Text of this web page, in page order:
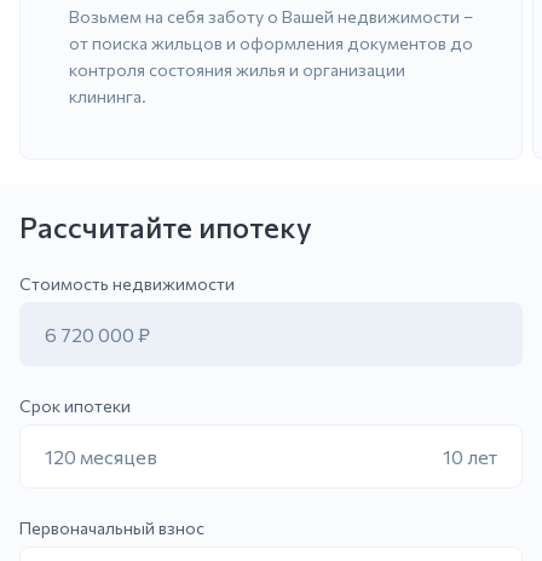
Возьмем на себя заботу о Вашей недвижимости –
от поиска жильцов и оформления документов до
контроля состояния жилья и организации
клининга.
Рассчитайте ипотеку
Стоимость недвижимости
6 720 000 ₽
Срок ипотеки
120 месяцев 10 лет
Первоначальный взнос